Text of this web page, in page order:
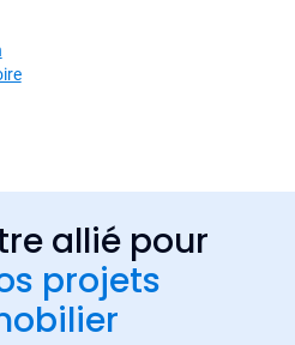
allié pour
projets